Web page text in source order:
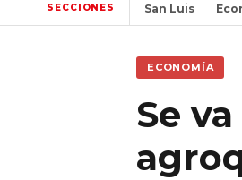
SECCIONES San Luis
ECONOMÍA
Se